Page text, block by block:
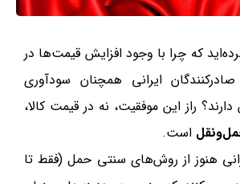
که چرا با وجود افزایش قیمت‌ها در
ایرانی همچنان سودآوری
دارند؟ راز این موفقیت، نه در قیمت کالا،
است.
هنوز از روش‌های سنتی حمل (فقط تا